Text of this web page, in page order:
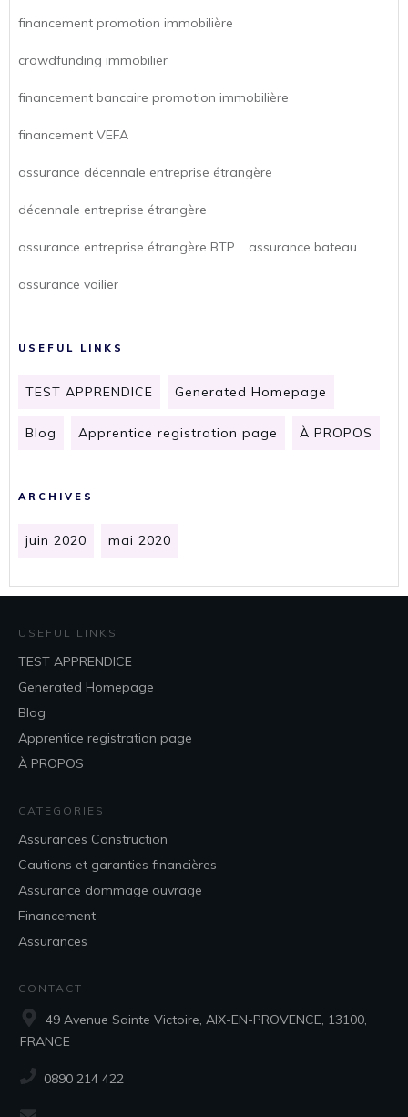
financement promotion immobilière
crowdfunding immobilier
financement bancaire promotion immobilière
financement VEFA
assurance décennale entreprise étrangère
décennale entreprise étrangère
assurance entreprise étrangère BTP assurance bateau
assurance voilier
USEFUL LINKS
TEST APPRENDICE Generated Homepage
Blog Apprentice registration page À PROPOS
ARCHIVES
juin 2020 mai 2020
USEFUL LINKS
TEST APPRENDICE
Generated Homepage
Blog
Apprentice registration page
À PROPOS
CATEGORIES
Assurances Construction
Cautions et garanties financières
Assurance dommage ouvrage
Financement
Assurances
CONTACT
49 Avenue Sainte Victoire, AIX-EN-PROVENCE, 13100,
FRANCE
‭0890 214 422‬